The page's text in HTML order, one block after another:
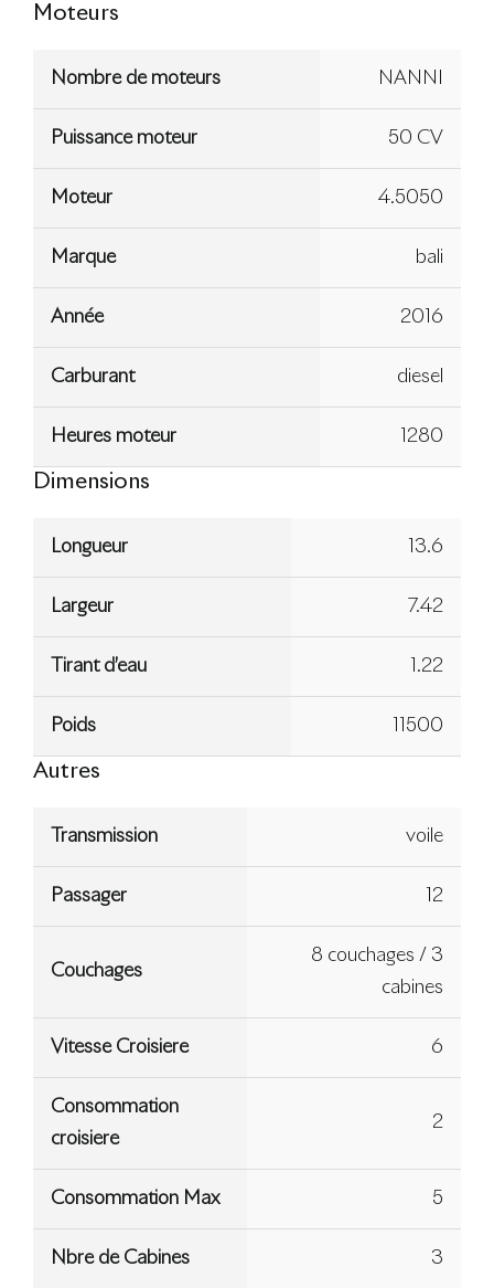
Moteurs
Nombre de moteurs NANNI
Puissance moteur 50 CV
Moteur 4.5050
Marque bali
Année 2016
Carburant diesel
Heures moteur 1280
Dimensions
Longueur 13.6
Largeur 7.42
Tirant d’eau 1.22
Poids 11500
Autres
Transmission voile
Passager 12
Couchages
8 couchages / 3
cabines
Vitesse Croisiere 6
Consommation
croisiere
2
Consommation Max 5
Nbre de Cabines 3